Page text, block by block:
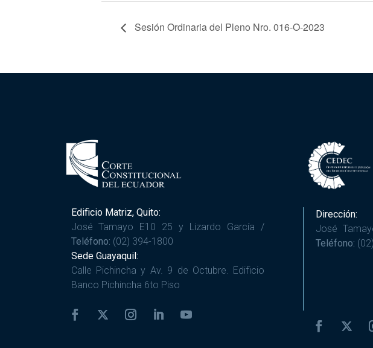
Sesión Ordinaria del Pleno Nro. 016-O-2023
Edificio Matriz, Quito:
José Tamayo E10 25 y Lizardo García /
Teléfono: (02) 394-1800
Sede Guayaquil:
Calle Pichincha y Av. 9 de Octubre. Edificio
Banco Pichincha 6to Piso
Dirección:
José
Teléfono: